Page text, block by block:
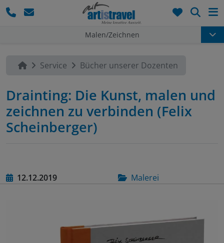
Malen/Zeichnen
Service Bücher unserer Dozenten
Drainting: Die Kunst, malen und
zeichnen zu verbinden (Felix
Scheinberger)
12.12.2019 Malerei